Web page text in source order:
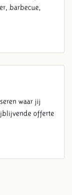
barbecue,
waar jij
offerte